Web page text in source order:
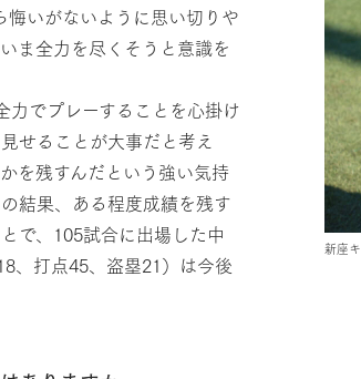
新座
悔いがないように思い切りや
ま全力を尽くそうと意識を
力でプレーすることを心掛け
せることが大事だと考え
を残すんだという強い気持
結果、ある程度成績を残す
で、105試合に出場した中
、打点45、盗塁21）は今後